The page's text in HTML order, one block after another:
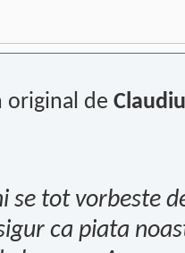
original de
se tot vorbeste
ca piata